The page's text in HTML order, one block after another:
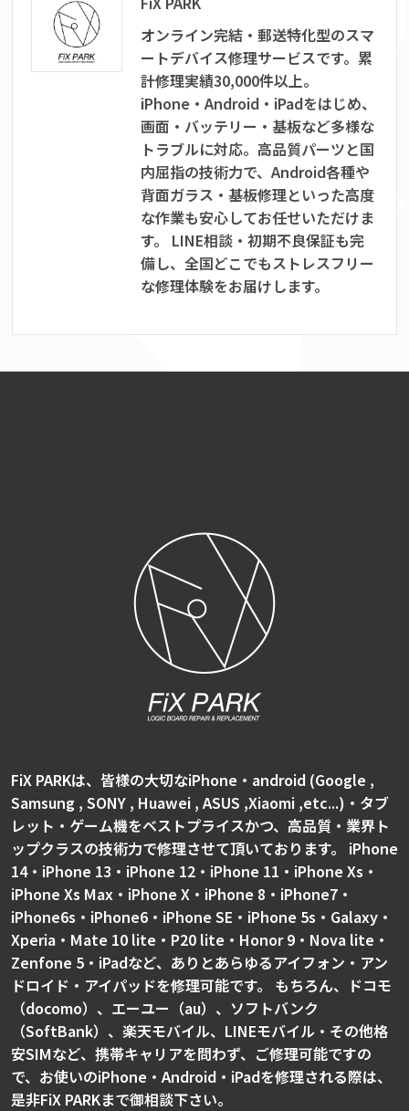
オンライン完結・郵送特化型のスマ
ートデバイス修理サービスです。累
計修理実績30,000件以上。
iPhone・Android・iPadをはじめ、
画面・バッテリー・基板など多様な
トラブルに対応。高品質パーツと国
内屈指の技術力で、Android各種や
背面ガラス・基板修理といった高度
な作業も安心してお任せいただけま
す。 LINE相談・初期不良保証も完
備し、全国どこでもストレスフリー
な修理体験をお届けします。
FiX PARKは、皆様の大切なiPhone・android (Google ,
Samsung , SONY , Huawei , ASUS ,Xiaomi ,etc...)・タブ
レット・ゲーム機をベストプライスかつ、高品質・業界ト
ップクラスの技術力で修理させて頂いております。 iPhone
14・iPhone 13・iPhone 12・iPhone 11・iPhone Xs・
iPhone Xs Max・iPhone X・iPhone 8・iPhone7・
iPhone6s・iPhone6・iPhone SE・iPhone 5s・Galaxy・
Xperia・Mate 10 lite・P20 lite・Honor 9・Nova lite・
Zenfone 5・iPadなど、ありとあらゆるアイフォン・アン
ドロイド・アイパッドを修理可能です。 もちろん、ドコモ
（docomo）、エーユー（au）、ソフトバンク
（SoftBank）、楽天モバイル、LINEモバイル・その他格
安SIMなど、携帯キャリアを問わず、ご修理可能ですの
で、お使いのiPhone・Android・iPadを修理される際は、
是非FiX PARKまで御相談下さい。